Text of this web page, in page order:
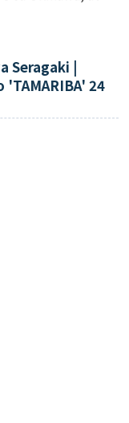
Seragaki |
24